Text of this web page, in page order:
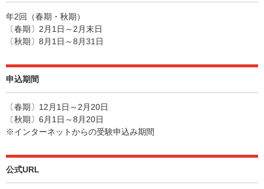
年2回（春期・秋期）
〔春期〕2月1日～2月末日
〔秋期〕8月1日～8月31日
申込期間
〔春期〕12月1日～2月20日
〔秋期〕6月1日～8月20日
※インターネットからの受験申込み期間
公式URL